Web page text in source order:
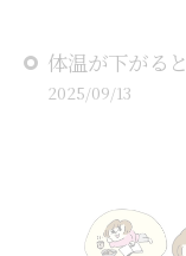
体温が下がる
2025/09/13